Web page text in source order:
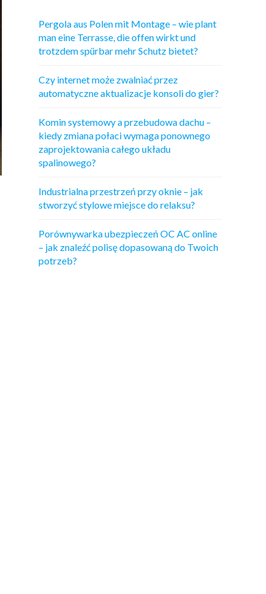
Pergola aus Polen mit Montage – wie plant
man eine Terrasse, die offen wirkt und
trotzdem spürbar mehr Schutz bietet?
Czy internet może zwalniać przez
automatyczne aktualizacje konsoli do gier?
Komin systemowy a przebudowa dachu –
kiedy zmiana połaci wymaga ponownego
zaprojektowania całego układu
spalinowego?
Industrialna przestrzeń przy oknie – jak
stworzyć stylowe miejsce do relaksu?
Porównywarka ubezpieczeń OC AC online
– jak znaleźć polisę dopasowaną do Twoich
potrzeb?